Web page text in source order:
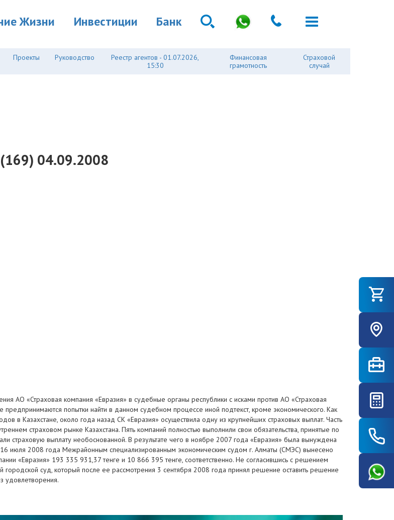
Жизни Инвестиции Банк
Проекты Руководство
Реестр агентов - 01.07.2026,
15:30
Финансовая
грамотность
Страховой
случай
04.09.2008
АО «Страховая компания «Евразия» в судебные органы республики с исками против АО «Страховая
попытки найти в данном судебном процессе иной подтекст, кроме экономического. Как
в Казахстане, около года назад СК «Евразия» осуществила одну из крупнейших страховых выплат. Часть
страховом рынке Казахстана. Пять компаний полностью выполнили свои обязательства, принятые по
страховую выплату необоснованной. В результате чего в ноябре 2007 года «Евразия» была вынуждена
16 июля 2008 года Межрайонным специализированным экономическим судом г. Алматы (СМЭС) вынесено
«Евразия» 193 335 931,37 тенге и 10 866 395 тенге, соответственно. Не согласившись с решением
суд, который после ее рассмотрения 3 сентября 2008 года принял решение оставить решение
удовлетворения.